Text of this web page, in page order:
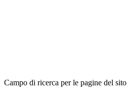
Campo di ricerca per le pagine del sito